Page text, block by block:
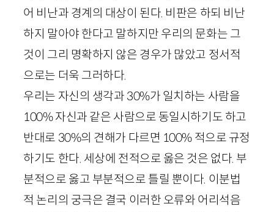
어 비난과 경계의 대상이 된다. 비판은 하되 비난
하지 말아야 한다고 말하지만 우리의 문화는 그
것이 그리 명확하지 않은 경우가 많았고 정서적
으로는 더욱 그러하다.
우리는 자신의 생각과 30%가 일치하는 사람을
100% 자신과 같은 사람으로 동일시하기도 하고
반대로 30%의 견해가 다르면 100% 적으로 규정
하기도 한다. 세상에 전적으로 옳은 것은 없다. 부
분적으로 옳고 부분적으로 틀릴 뿐이다. 이분법
적 논리의 궁극은 결국 이러한 오류와 어리석음